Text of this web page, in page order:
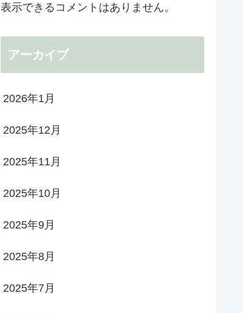
表示できるコメントはありません。
アーカイブ
2026年1月
2025年12月
2025年11月
2025年10月
2025年9月
2025年8月
2025年7月